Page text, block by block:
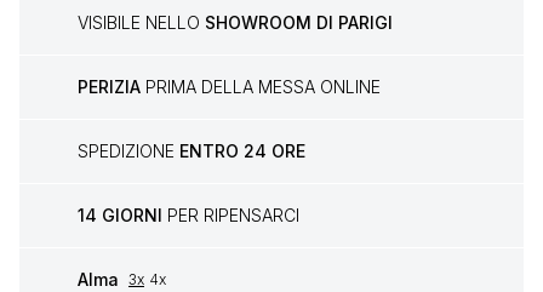
VISIBILE NELLO SHOWROOM DI PARIGI
PERIZIA PRIMA DELLA MESSA ONLINE
SPEDIZIONE ENTRO 24 ORE
14 GIORNI PER RIPENSARCI
Alma 3x 4x